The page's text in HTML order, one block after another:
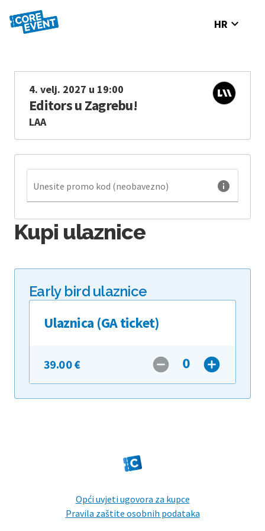
HR expand_more
4. velj. 2027 u 19:00
Editors u Zagrebu!
LAA
Unesite promo kod (neobavezno) info
Kupi ulaznice
Early bird ulaznice
Ulaznica (GA ticket)
39.00 € remove_circle 0 add_circle
Opći uvjeti ugovora za kupce
Pravila zaštite osobnih podataka